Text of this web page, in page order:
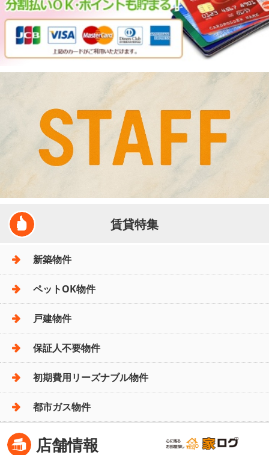
賃貸特集
新築物件
ペットOK物件
戸建物件
保証人不要物件
初期費用リーズナブル物件
都市ガス物件
店舗情報